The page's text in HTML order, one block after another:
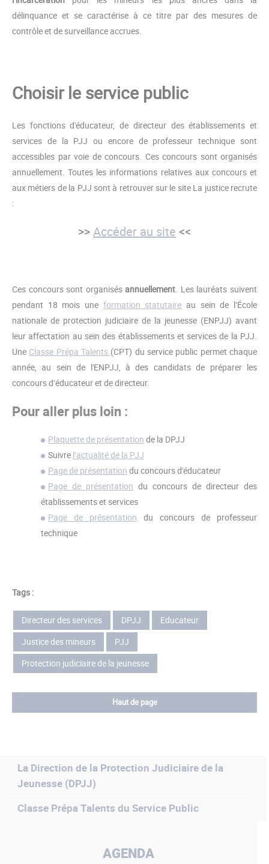
délinquance et se caractérise à ce titre par des mesures de
contrôle et de surveillance accrues.
Choisir le service public
Les fonctions d'éducateur, de directeur des établissements et
services de la PJJ ou encore de professeur technique sont
accessibles par voie de concours. Ces concours sont organisés
annuellement. Toutes les informations relatives aux concours et
aux métiers de la PJJ sont à retrouver sur le site La justice recrute
:
>>Accéder au site <<
Ces concours sont organisésannuellement. Les lauréats suivent
pendant 18 mois une formation statutaire au sein de l’École
nationale de protection judiciaire de la jeunesse (ENPJJ) avant
leur affectation au sein des établissements et services de la PJJ.
Une Classe Prépa Talents (CPT) du service public permet chaque
année, au sein de l'ENPJJ, à des candidats de préparer les
concours d’éducateur et de directeur.
Pour aller plus loin :
Plaquette de présentation de la DPJJ
Suivre l’actualité de la PJJ
Page de présentation du concours d'éducateur
Page de présentation du concours de directeur des
établissements et services
Page de présentation du concours de professeur
technique
Tags :
Directeur des services DPJJ
Educateur
Justice des mineurs
PJJ
Protection judiciaire de la jeunesse
Haut de page
La Direction de la Protection Judiciaire de la
Jeunesse (DPJJ)
Classe Prépa Talents du Service Public
AGENDA